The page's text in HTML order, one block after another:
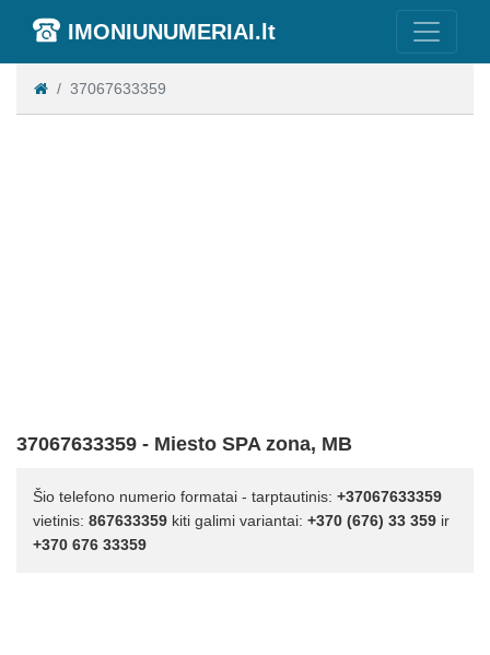
IMONIUNUMERIAI.lt
37067633359
37067633359 - Miesto SPA zona, MB
Šio telefono numerio formatai - tarptautinis: +37067633359
vietinis: 867633359 kiti galimi variantai: +370 (676) 33 359 ir
+370 676 33359